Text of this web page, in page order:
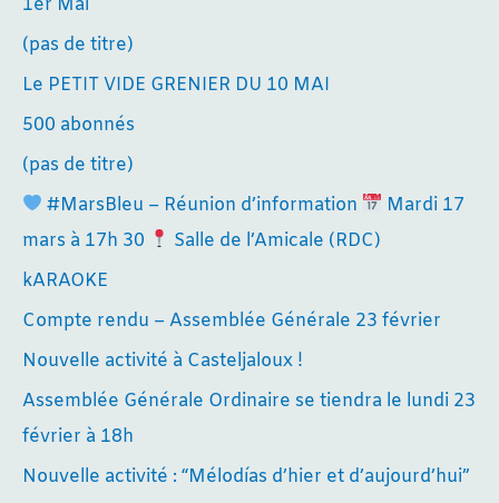
(pas de titre)
Le PETIT VIDE GRENIER DU 10 MAI
500 abonnés
(pas de titre)
#MarsBleu – Réunion d’information
Mardi 17
mars à 17h 30
Salle de l’Amicale (RDC)
kARAOKE
Compte rendu – Assemblée Générale 23 février
Nouvelle activité à Casteljaloux !
Assemblée Générale Ordinaire se tiendra le lundi 23
février à 18h
Nouvelle activité : “Mélodías d’hier et d’aujourd’hui”